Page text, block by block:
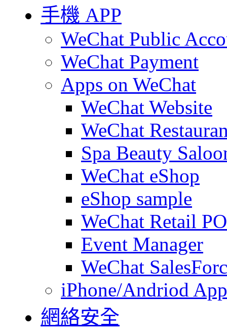
手機 APP
WeChat Public
WeChat Payment
Apps on WeChat
WeChat Website
WeChat
Spa Beauty
WeChat eShop
eShop sample
WeChat Retail
Event Manager
WeChat
iPhone/Andriod
網絡安全